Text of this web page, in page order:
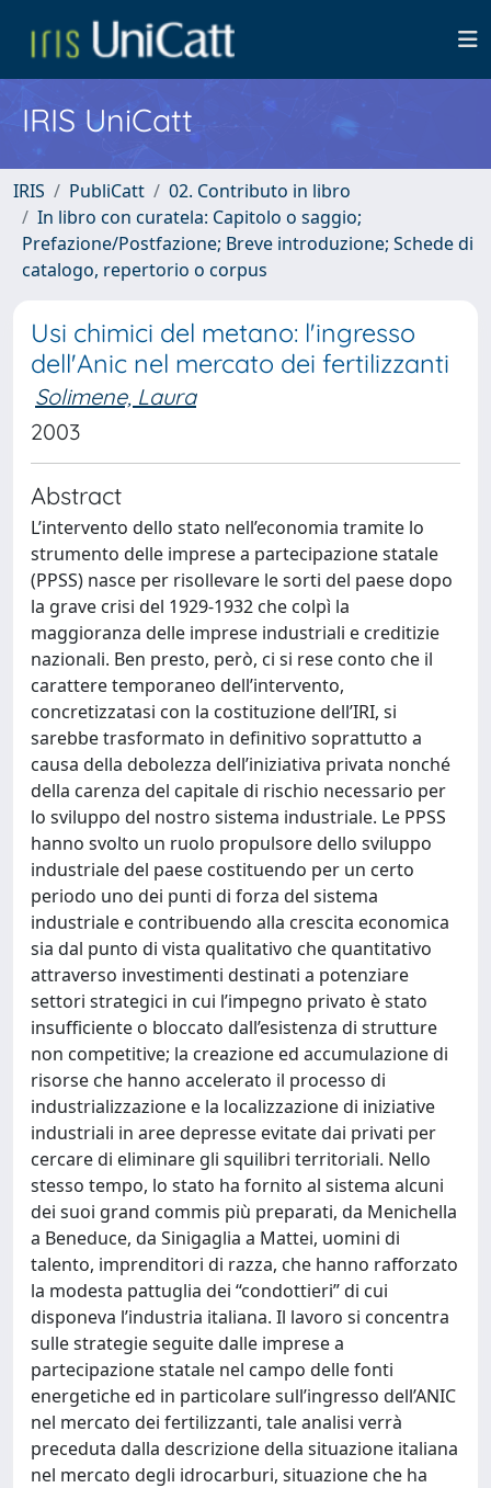
IRIS UniCatt
IRIS PubliCatt
02. Contributo in libro
In libro con curatela: Capitolo o saggio;
Prefazione/Postfazione; Breve introduzione; Schede di
catalogo, repertorio o corpus
Usi chimici del metano: l'ingresso
dell'Anic nel mercato dei fertilizzanti
Solimene, Laura
2003
Abstract
L’intervento dello stato nell’economia tramite lo
strumento delle imprese a partecipazione statale
(PPSS) nasce per risollevare le sorti del paese dopo
la grave crisi del 1929-1932 che colpì la
maggioranza delle imprese industriali e creditizie
nazionali. Ben presto, però, ci si rese conto che il
carattere temporaneo dell’intervento,
concretizzatasi con la costituzione dell’IRI, si
sarebbe trasformato in definitivo soprattutto a
causa della debolezza dell’iniziativa privata nonché
della carenza del capitale di rischio necessario per
lo sviluppo del nostro sistema industriale. Le PPSS
hanno svolto un ruolo propulsore dello sviluppo
industriale del paese costituendo per un certo
periodo uno dei punti di forza del sistema
industriale e contribuendo alla crescita economica
sia dal punto di vista qualitativo che quantitativo
attraverso investimenti destinati a potenziare
settori strategici in cui l’impegno privato è stato
insufficiente o bloccato dall’esistenza di strutture
non competitive; la creazione ed accumulazione di
risorse che hanno accelerato il processo di
industrializzazione e la localizzazione di iniziative
industriali in aree depresse evitate dai privati per
cercare di eliminare gli squilibri territoriali. Nello
stesso tempo, lo stato ha fornito al sistema alcuni
dei suoi grand commis più preparati, da Menichella
a Beneduce, da Sinigaglia a Mattei, uomini di
talento, imprenditori di razza, che hanno rafforzato
la modesta pattuglia dei “condottieri” di cui
disponeva l’industria italiana. Il lavoro si concentra
sulle strategie seguite dalle imprese a
partecipazione statale nel campo delle fonti
energetiche ed in particolare sull’ingresso dell’ANIC
nel mercato dei fertilizzanti, tale analisi verrà
preceduta dalla descrizione della situazione italiana
nel mercato degli idrocarburi, situazione che ha